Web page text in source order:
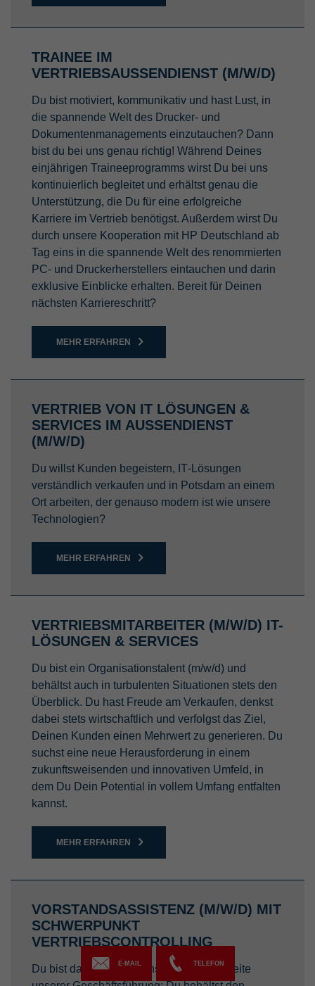
E-MAIL TELEFON
TRAINEE IM
VERTRIEBSAUSSENDIENST (M/W/D)
Du bist motiviert, kommunikativ und hast Lust, in
die spannende Welt des Drucker- und
Dokumentenmanagements einzutauchen? Dann
bist du bei uns genau richtig! Während Deines
einjährigen Traineeprogramms wirst Du bei uns
kontinuierlich begleitet und erhältst genau die
Unterstützung, die Du für eine erfolgreiche
Karriere im Vertrieb benötigst. Außerdem wirst Du
durch unsere Kooperation mit HP Deutschland ab
Tag eins in die spannende Welt des renommierten
PC- und Druckerherstellers eintauchen und darin
exklusive Einblicke erhalten. Bereit für Deinen
nächsten Karriereschritt?
MEHR ERFAHREN
VERTRIEB VON IT LÖSUNGEN &
SERVICES IM AUSSENDIENST (
M/W/D)
Du willst Kunden begeistern, IT‑Lösungen
verständlich verkaufen und in Potsdam an einem
Ort arbeiten, der genauso modern ist wie unsere
Technologien?
MEHR ERFAHREN
VERTRIEBSMITARBEITER (M/W/D) IT-
LÖSUNGEN & SERVICES
Du bist ein Organisationstalent (m/w/d) und
behältst auch in turbulenten Situationen stets den
Überblick. Du hast Freude am Verkaufen, denkst
dabei stets wirtschaftlich und verfolgst das Ziel,
Deinen Kunden einen Mehrwert zu generieren. Du
suchst eine neue Herausforderung in einem
zukunftsweisenden und innovativen Umfeld, in
dem Du Dein Potential in vollem Umfang entfalten
kannst.
MEHR ERFAHREN
VORSTANDSASSISTENZ (M/W/D) MIT
SCHWERPUNKT
VERTRIEBSCONTROLLING
Du bist das Organisationstalent an der Seite